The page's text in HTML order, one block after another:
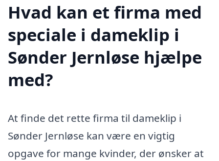
Hvad kan et firma med
speciale i dameklip i
Sønder Jernløse hjælpe
med?
At finde det rette firma til dameklip i
Sønder Jernløse kan være en vigtig
opgave for mange kvinder, der ønsker at